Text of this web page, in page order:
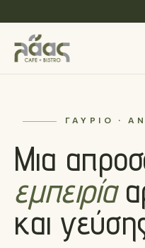
ΓΑΎΡΙΟ ·
Μια
εμπειρία
και